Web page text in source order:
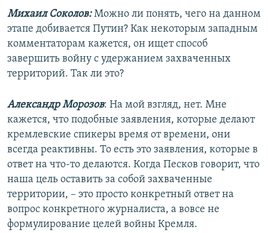
Михаил Соколов:Можно ли понять, чего на данном
этапе добивается Путин? Как некоторым западным
комментаторам кажется, он ищет способ
завершить войну с удержанием захваченных
территорий. Так ли это?
Александр Морозов: На мой взгляд, нет. Мне
кажется, что подобные заявления, которые делают
кремлевские спикеры время от времени, они
всегда реактивны. То есть это заявления, которые в
ответ на что-то делаются. Когда Песков говорит, что
наша цель оставить за собой захваченные
территории, – это просто конкретный ответ на
вопрос конкретного журналиста, а вовсе не
формулирование целей войны Кремля.